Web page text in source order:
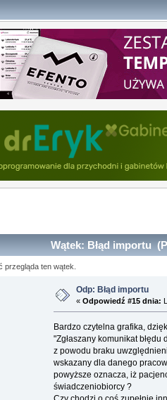
Wątek: Błąd importu
ten wątek.
Odp: Błąd importu
«Odpowiedź #15 dnia:
Bardzo czytelna grafika,
"Zgłaszany komunikat
z powodu braku
wskazany dla danego
powyższe oznacza, iż
świadczeniobiorcy ?